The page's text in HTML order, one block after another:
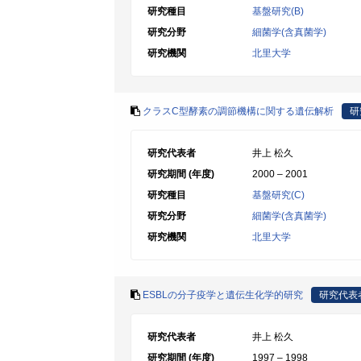
研究種目
基盤研究(B)
研究分野
細菌学(含真菌学)
研究機関
北里大学
クラスC型酵素の調節機構に関する遺伝解析
研究代表者
井上 松久
研究期間 (年度)
2000 – 2001
研究種目
基盤研究(C)
研究分野
細菌学(含真菌学)
研究機関
北里大学
ESBLの分子疫学と遺伝生化学的研究 研究代表
研究代表者
井上 松久
研究期間 (年度)
1997 – 1998